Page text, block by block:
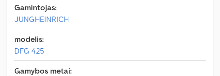
Gamintojas:
JUNGHEINRICH
modelis:
DFG 425
Gamybos metai: